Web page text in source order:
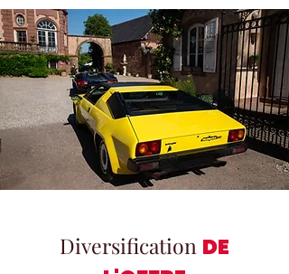
Diversification DE